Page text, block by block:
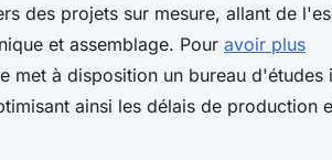
des projets sur mesure, allant de
et assemblage. Pour avoir plus
met à disposition un bureau d'études
ainsi les délais de production